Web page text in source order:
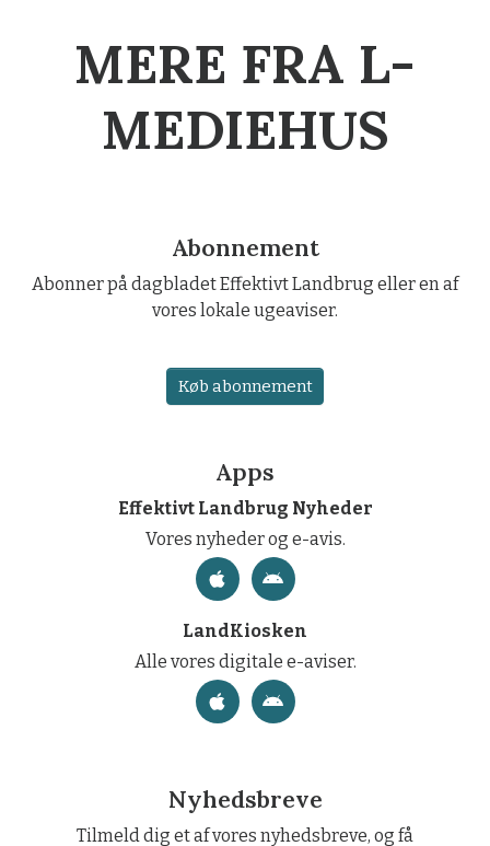
MERE FRA L-
MEDIEHUS
Abonnement
Abonner på dagbladet Effektivt Landbrug eller en af
vores lokale ugeaviser.
Køb abonnement
Apps
Effektivt Landbrug Nyheder
Vores nyheder og e-avis.
LandKiosken
Alle vores digitale e-aviser.
Nyhedsbreve
Tilmeld dig et af vores nyhedsbreve, og få